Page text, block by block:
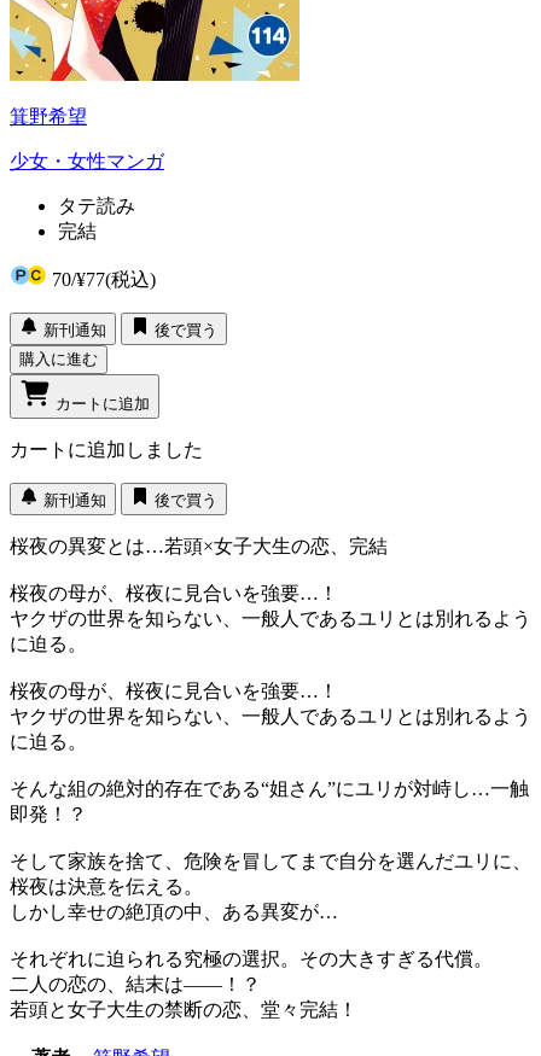
箕野希望
少女・女性マンガ
タテ読み
完結
70/¥77(税込)
新刊通知
後で買う
購入に進む
カートに追加
カートに追加しました
新刊通知 後で買う
桜夜の異変とは…若頭×女子大生の恋、完結
桜夜の母が、桜夜に見合いを強要…！
ヤクザの世界を知らない、一般人であるユリとは別れるよう
に迫る。
桜夜の母が、桜夜に見合いを強要…！
ヤクザの世界を知らない、一般人であるユリとは別れるよう
に迫る。
そんな組の絶対的存在である“姐さん”にユリが対峙し…一触
即発！？
そして家族を捨て、危険を冒してまで自分を選んだユリに、
桜夜は決意を伝える。
しかし幸せの絶頂の中、ある異変が…
それぞれに迫られる究極の選択。その大きすぎる代償。
二人の恋の、結末は――！？
若頭と女子大生の禁断の恋、堂々完結！